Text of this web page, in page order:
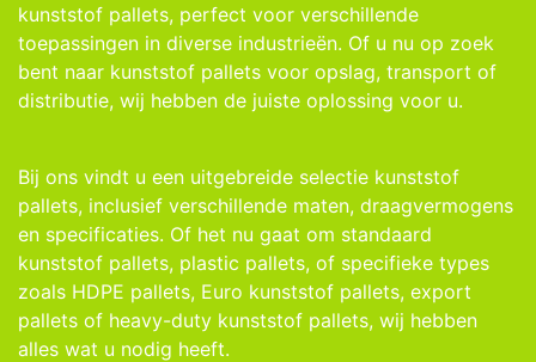
kunststof pallets, perfect voor verschillende
toepassingen in diverse industrieën. Of u nu op zoek
bent naar kunststof pallets voor opslag, transport of
distributie, wij hebben de juiste oplossing voor u.
Bij ons vindt u een uitgebreide selectie kunststof
pallets, inclusief verschillende maten, draagvermogens
en specificaties. Of het nu gaat om standaard
kunststof pallets, plastic pallets, of specifieke types
zoals HDPE pallets, Euro kunststof pallets, export
pallets of heavy-duty kunststof pallets, wij hebben
alles wat u nodig heeft.